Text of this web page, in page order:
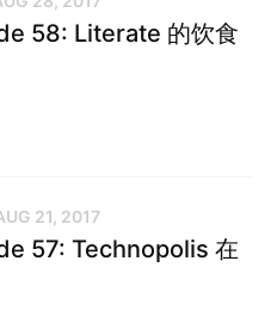
58: Literate 的饮食
21, 2017
57: Technopolis 在